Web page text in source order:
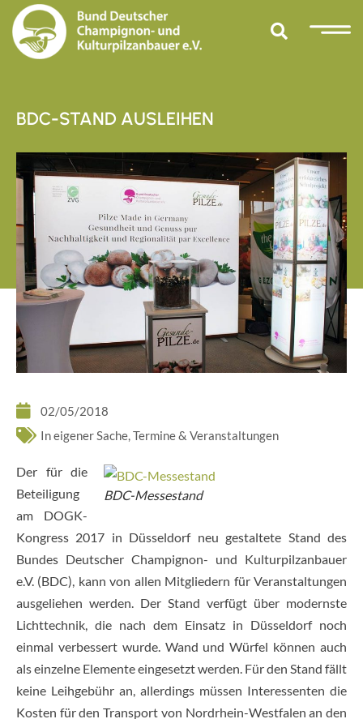
BDC-STAND AUSLEIHEN
02/05/2018
In eigener Sache Termine & Veranstaltungen
BDC-Messestand
Der für die
Beteiligung
am DOGK-
Kongress 2017 in Düsseldorf neu gestaltete Stand des
Bundes Deutscher Champignon- und Kulturpilzanbauer
e.V. (BDC), kann von allen Mitgliedern für Veranstaltungen
ausgeliehen werden. Der Stand verfügt über modernste
Lichttechnik, die nach dem Einsatz in Düsseldorf noch
einmal verbessert wurde. Wand und Würfel können auch
als einzelne Elemente eingesetzt werden. Für den Stand fällt
keine Leihgebühr an, allerdings müssen Interessenten die
Kosten für den Transport von Nordrhein-Westfalen an den